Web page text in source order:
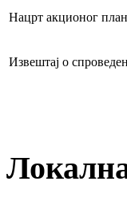
Нацрт акционог
Извештај о